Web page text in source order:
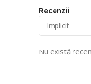
Recenzii
Nu există